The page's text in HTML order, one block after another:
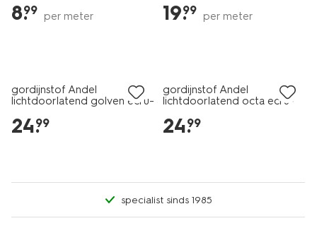
8.
99 per meter 19.
99 per meter
gordijnstof Andel
lichtdoorlatend golven ecru-
24.
99
gordijnstof Andel
lichtdoorlatend octa ecru-
24.
99
specialist sinds 1985